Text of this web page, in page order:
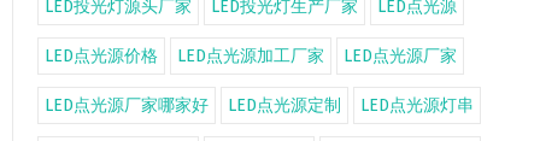
LED投光灯源头厂家 LED投光灯生产厂家 LED点光源
LED点光源价格 LED点光源加工厂家 LED点光源厂家
LED点光源厂家哪家好 LED点光源定制 LED点光源灯串